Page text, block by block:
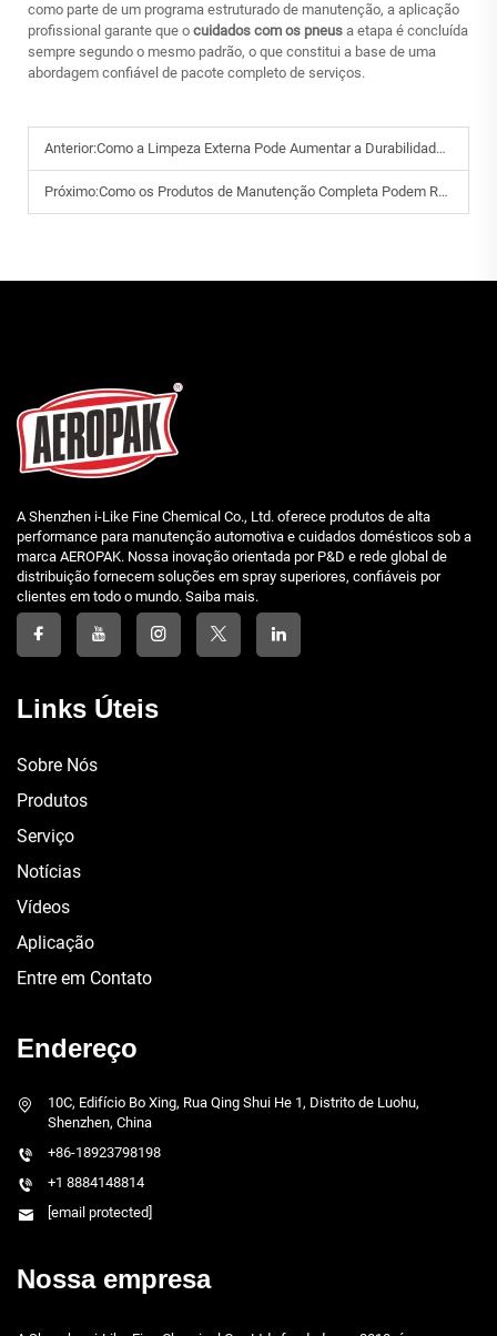
como parte de um programa estruturado de manutenção, a aplicação
profissional garante que o cuidados com os pneus a etapa é concluída
sempre segundo o mesmo padrão, o que constitui a base de uma
abordagem confiável de pacote completo de serviços.
Anterior:Como a Limpeza Externa Pode Aumentar a Durabilidade e o Brilho da Pintura?
Próximo:Como os Produtos de Manutenção Completa Podem Reduzir os Custos de Reparação Veicular a Longo Prazo?
A Shenzhen i-Like Fine Chemical Co., Ltd. oferece produtos de alta
performance para manutenção automotiva e cuidados domésticos sob a
marca AEROPAK. Nossa inovação orientada por P&D e rede global de
distribuição fornecem soluções em spray superiores, confiáveis por
clientes em todo o mundo. Saiba mais.
Links Úteis
Sobre Nós
Produtos
Serviço
Notícias
Vídeos
Aplicação
Entre em Contato
Endereço
10C, Edifício Bo Xing, Rua Qing Shui He 1, Distrito de Luohu,
Shenzhen, China
+86-18923798198
+1 8884148814
[email protected]
Nossa empresa